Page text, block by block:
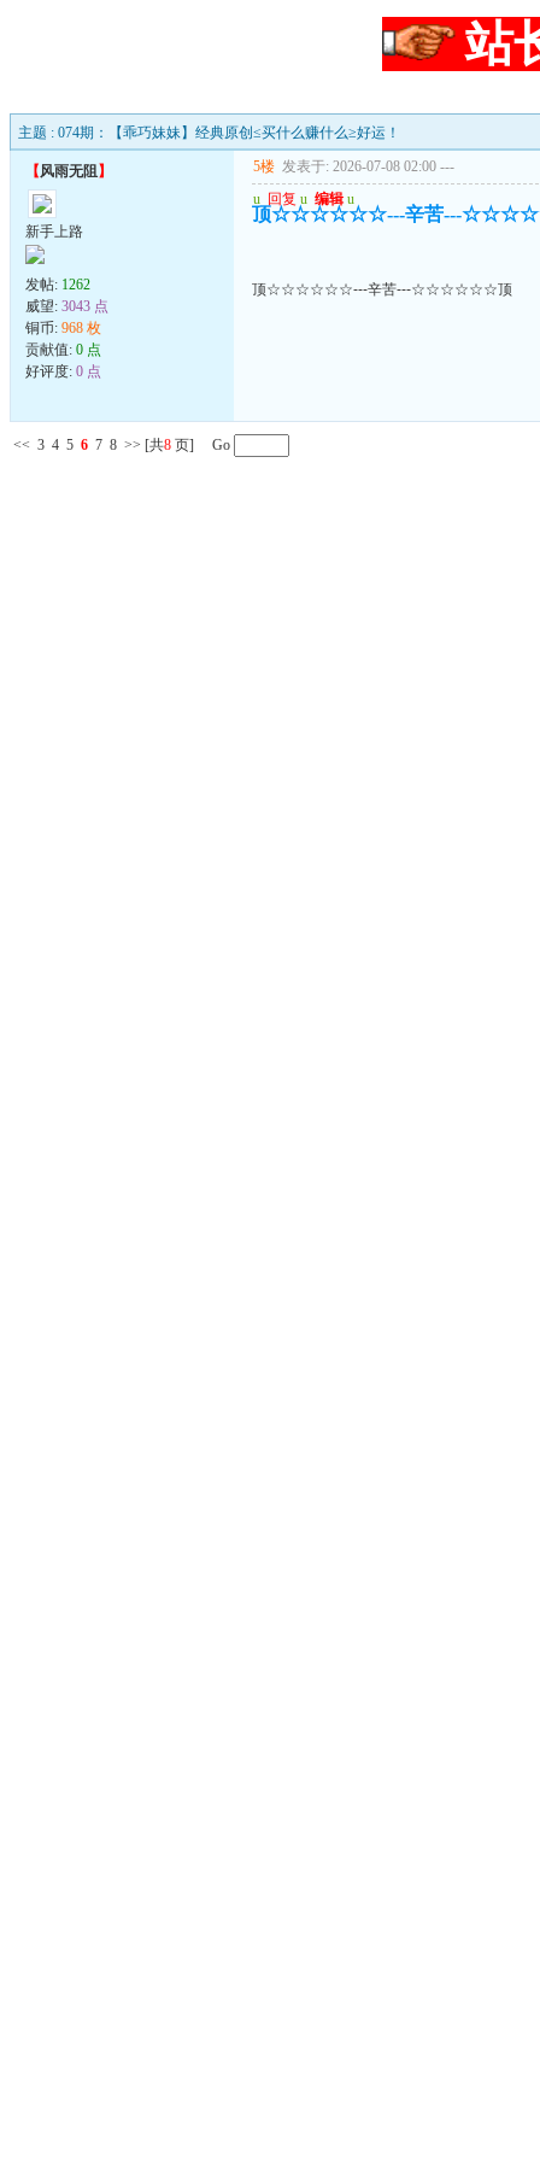
站
主题 : 074期：【乖巧妹妹】经典原创≤买什么赚什么≥好运！
【风雨无阻】
新手上路
发帖: 1262
威望: 3043 点
铜币: 968 枚
贡献值: 0 点
好评度: 0 点
5楼 发表于: 2026-07-08 02:00 ---
u 回复 u 编辑 u
顶☆☆☆☆☆☆---辛苦---
顶☆☆☆☆☆☆---辛苦---☆☆☆☆☆☆顶
<< 3 4 5 6 7 8 >> [共8 页] Go